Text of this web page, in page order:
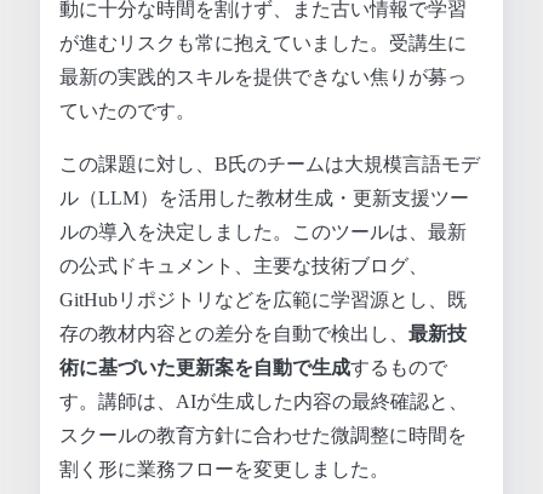
動に十分な時間を割けず、また古い情報で学習
が進むリスクも常に抱えていました。受講生に
最新の実践的スキルを提供できない焦りが募っ
ていたのです。
この課題に対し、B氏のチームは大規模言語モデ
ル（LLM）を活用した教材生成・更新支援ツー
ルの導入を決定しました。このツールは、最新
の公式ドキュメント、主要な技術ブログ、
GitHubリポジトリなどを広範に学習源とし、既
存の教材内容との差分を自動で検出し、 最新技
術に基づいた更新案を自動で生成するもので
す。講師は、AIが生成した内容の最終確認と、
スクールの教育方針に合わせた微調整に時間を
割く形に業務フローを変更しました。